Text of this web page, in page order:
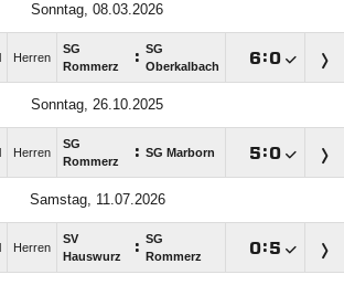
Sonntag, 08.03.2026
Herren
SG
Rommerz
: SG
Oberkalbach
:
Sonntag, 26.10.2025
Herren
SG
Rommerz
: SG Marborn :
Samstag, 11.07.2026
Herren
SV
Hauswurz
: SG
Rommerz
: